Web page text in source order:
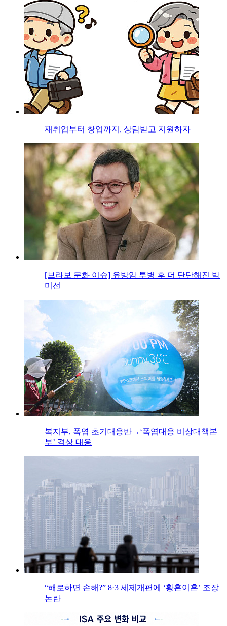
재취업부터 창업까지, 상담받고 지원하자
[브라보 문화 이슈] 유방암 투병 후 더 단단해진 박
미선
복지부, 폭염 초기대응반→‘폭염대응 비상대책본
부’ 격상 대응
“해로하면 손해?” 8·3 세제개편에 ‘황혼이혼’ 조장
논란